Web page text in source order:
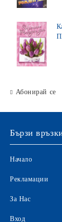
Абонирай се
Бързи
Начало
Рекламации
За Нас
Вход